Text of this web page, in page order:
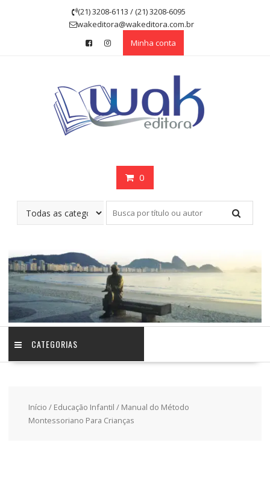
(21) 3208-6113 / (21) 3208-6095
wakeditora@wakeditora.com.br
Minha conta
0
CATEGORIAS
Início / Educação Infantil / Manual do Método
Montessoriano Para Crianças